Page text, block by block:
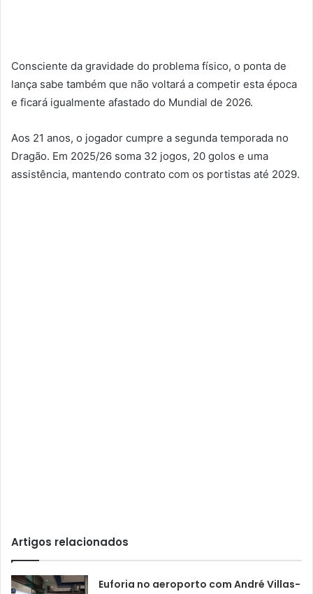
Consciente da gravidade do problema físico, o ponta de
lança sabe também que não voltará a competir esta época
e ficará igualmente afastado do Mundial de 2026.
Aos 21 anos, o jogador cumpre a segunda temporada no
Dragão. Em 2025/26 soma 32 jogos, 20 golos e uma
assistência, mantendo contrato com os portistas até 2029.
Artigos relacionados
Euforia no aeroporto com André Villas-